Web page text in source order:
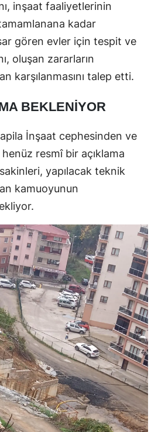
inşaat faaliyetlerinin
kadar
gören evler için tespit ve
oluşan zararların
karşılanmasını talep etti.
BEKLENIYOR
İnşaat cephesinden ve
resmî bir açıklama
yapılacak teknik
kamuoyunun